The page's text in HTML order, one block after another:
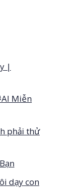
|
Miễn
phải thử
dạy con